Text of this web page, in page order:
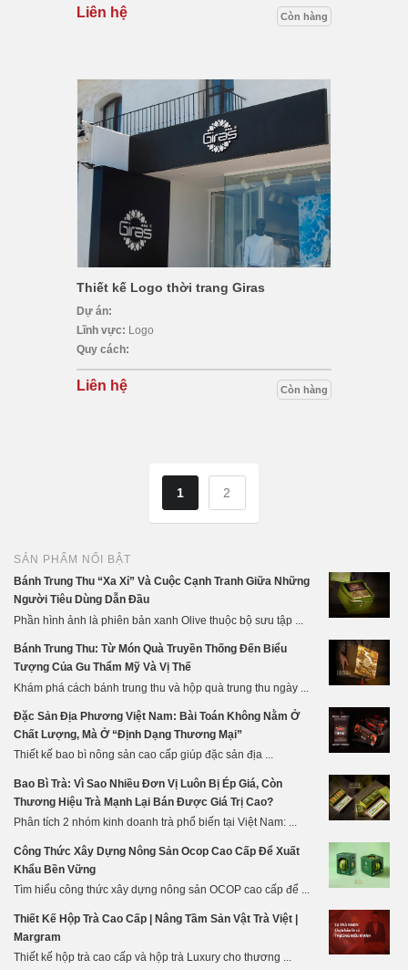
Liên hệ Còn hàng
Thiết kế Logo thời trang Giras
Dự án:
Lĩnh vực: Logo
Quy cách:
Liên hệ Còn hàng
1 2
SẢN PHẨM NỔI BẬT
Bánh Trung Thu “Xa Xỉ” Và Cuộc Cạnh Tranh Giữa Những
Người Tiêu Dùng Dẫn Đầu
Phần hình ảnh là phiên bản xanh Olive thuộc bộ sưu tập ...
Bánh Trung Thu: Từ Món Quà Truyền Thống Đến Biểu
Tượng Của Gu Thẩm Mỹ Và Vị Thế
Khám phá cách bánh trung thu và hộp quà trung thu ngày ...
Đặc Sản Địa Phương Việt Nam: Bài Toán Không Nằm Ở
Chất Lượng, Mà Ở “Định Dạng Thương Mại”
Thiết kế bao bì nông sản cao cấp giúp đặc sản địa ...
Bao Bì Trà: Vì Sao Nhiều Đơn Vị Luôn Bị Ép Giá, Còn
Thương Hiệu Trà Mạnh Lại Bán Được Giá Trị Cao?
Phân tích 2 nhóm kinh doanh trà phổ biến tại Việt Nam: ...
Công Thức Xây Dựng Nông Sản Ocop Cao Cấp Để Xuất
Khẩu Bền Vững
Tìm hiểu công thức xây dựng nông sản OCOP cao cấp để ...
Thiết Kế Hộp Trà Cao Cấp | Nâng Tầm Sản Vật Trà Việt |
Margram
Thiết kế hộp trà cao cấp và hộp trà Luxury cho thương ...